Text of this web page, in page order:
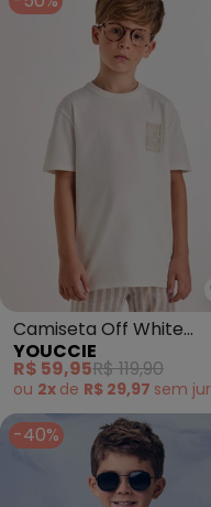
Camiseta Off White
Estampado (Off White)
YOUCCIE
R$ 59,95R$ 119,90
ou 2x de R$ 29,97 sem
-40%